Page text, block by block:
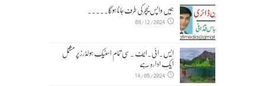
ہمیں واپس نیچر کی طرف جانا ہوگا۔۔۔۔۔
09/12/2024
ایس۔ائی۔ایف ۔سی تمام اسٹیک ہولڈرز پر مشتمل
ایک ادارہ ہے
14/05/2024